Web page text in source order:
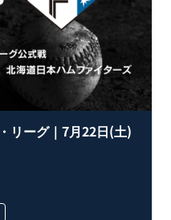
リーグ｜7月22日(土)